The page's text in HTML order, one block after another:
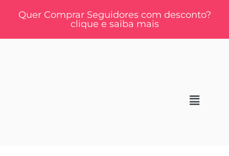
Quer Comprar Seguidores com desconto?
clique e saiba mais